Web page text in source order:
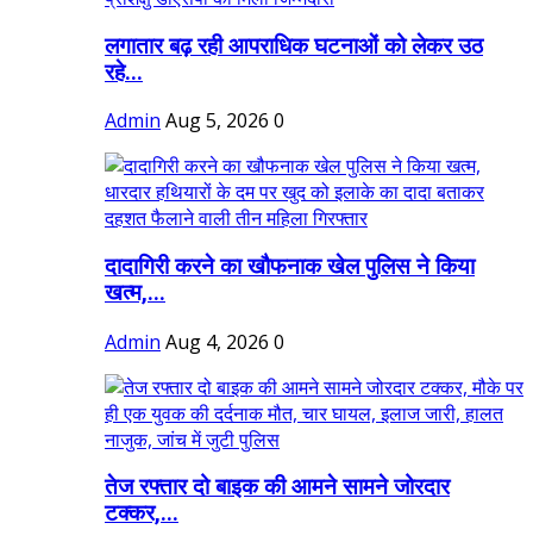
लगातार बढ़ रही आपराधिक घटनाओं को लेकर उठ
रहे...
Admin Aug 5, 2026 0
दादागिरी करने का खौफनाक खेल पुलिस ने किया
खत्म,...
Admin Aug 4, 2026 0
तेज रफ्तार दो बाइक की आमने सामने जोरदार
टक्कर,...